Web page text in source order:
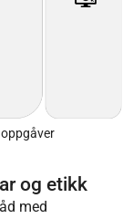
og etikk
med